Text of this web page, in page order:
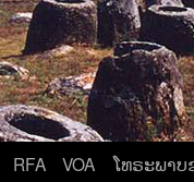
RFA VOA
ໂທຣະພາບ